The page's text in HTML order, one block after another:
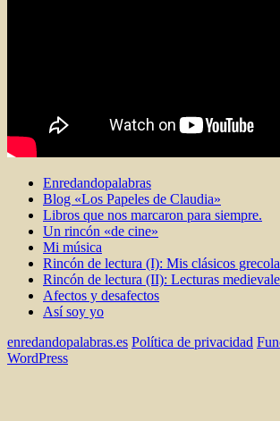
Enredandopalabras
Blog «Los Papeles de Claudia»
Libros que nos marcaron para siempre.
Un rincón «de cine»
Mi música
Rincón de lectura (I): Mis clásicos
Rincón de lectura (II): Lecturas
Afectos y desafectos
Así soy yo
enredandopalabras.es Política de privacidad
WordPress